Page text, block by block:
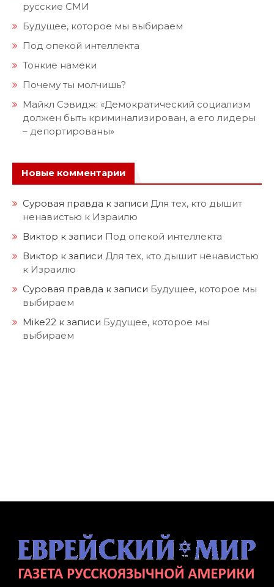
русские СМИ
Будущее, которое мы выбираем
Под опекой интеллекта
Тонкие намёки
Почему ты молчишь?
Майкл Сэвидж: «Демократический социализм
должен быть криминализирован, а его лидеры
– депортированы»
Новые комментарии
Суровая правда к записи Для тех, кто дышит
ненавистью к Израилю
Виктор к записи Под опекой интеллекта
Виктор к записи Для тех, кто дышит ненавистью
к Израилю
Суровая правда к записи Будущее, которое мы
выбираем
Mike22 к записи Будущее, которое мы
выбираем